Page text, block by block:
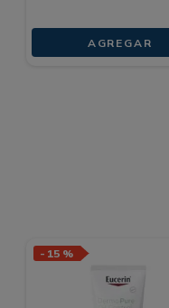
AGREGAR
- 15 %